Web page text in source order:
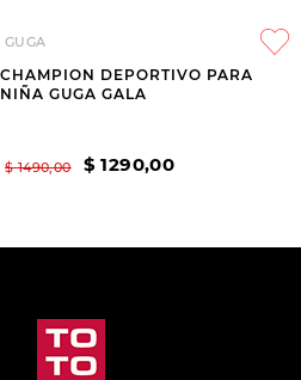
GUGA
CHAMPION DEPORTIVO PARA
NIÑA GUGA GALA
$ 1490,00 $ 1290,00